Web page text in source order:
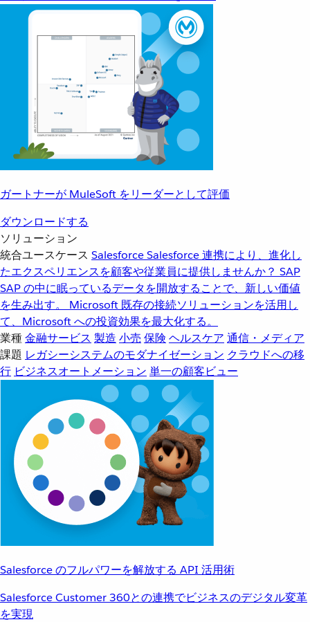
ガートナーが MuleSoft をリーダーとして評価
ダウンロードする
ソリューション
統合ユースケース SalesforceSalesforce 連携により、進化し
たエクスペリエンスを顧客や従業員に提供しませんか？ SAP
SAP の中に眠っているデータを開放することで、新しい価値
を生み出す。
Microsoft 既存の接続ソリューションを活用し
て、Microsoft への投資効果を最大化する。
業種金融サービス 製造 小売 保険 ヘルスケア 通信・メディア
課題 レガシーシステムのモダナイゼーション クラウドへの移
行 ビジネスオートメーション 単一の顧客ビュー
Salesforce のフルパワーを解放する API 活用術
Salesforce Customer 360との連携でビジネスのデジタル変革
を実現